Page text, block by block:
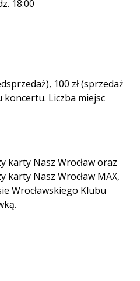
18:00
100 zł (sprzedaż
koncertu. Liczba miejsc
karty Nasz Wrocław oraz
karty Nasz Wrocław MAX,
Wrocławskiego Klubu